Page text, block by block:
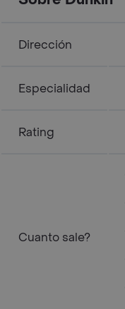
Dirección
Especialidad
Rating
Cuanto sale?